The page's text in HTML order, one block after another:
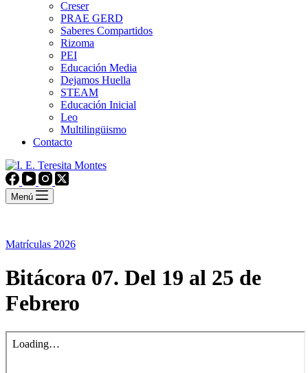
Creser
PRAE GERD
Saberes Compartidos
Rizoma
PEI
Educación Media
Dejamos Huella
STEAM
Educación Inicial
Leo
Multilingüismo
Contacto
Menú
Matrículas 2026
Bitácora 07. Del 19 al 25 de
Febrero